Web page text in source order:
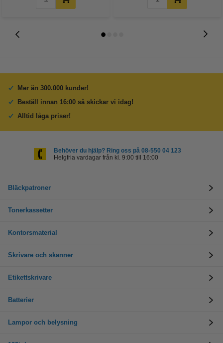
Mer än 300.000 kunder!
Beställ innan 16:00 så skickar vi idag!
Alltid låga priser!
Behöver du hjälp? Ring oss på 08-550 04 123
Helgfria vardagar från kl. 9:00 till 16:00
Bläckpatroner
Tonerkassetter
Kontorsmaterial
Skrivare och skanner
Etikettskrivare
Batterier
Lampor och belysning